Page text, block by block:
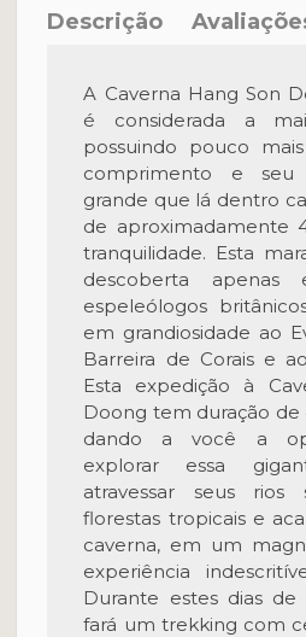
Descrição
A Caverna Hang Son
é considerada a
possuindo pouco
comprimento e
grande que lá dentro
de aproximadamente
tranquilidade. Esta
descoberta
espeleólogos
em grandiosidade ao
Barreira de Corais e
Esta expedição à
Doong tem duração de
dando a você a
explorar essa
atravessar seus rios
florestas tropicais e
caverna, em um
experiência
Durante estes dias de
fará um trekking com